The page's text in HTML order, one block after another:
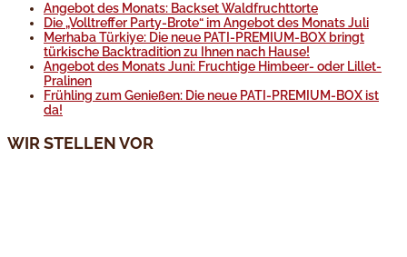
Angebot des Monats: Backset Waldfruchttorte
Die „Volltreffer Party-Brote“ im Angebot des Monats Juli
Merhaba Türkiye: Die neue PATI-PREMIUM-BOX bringt
türkische Backtradition zu Ihnen nach Hause!
Angebot des Monats Juni: Fruchtige Himbeer- oder Lillet-
Pralinen
Frühling zum Genießen: Die neue PATI-PREMIUM-BOX ist
da!
WIR STELLEN VOR